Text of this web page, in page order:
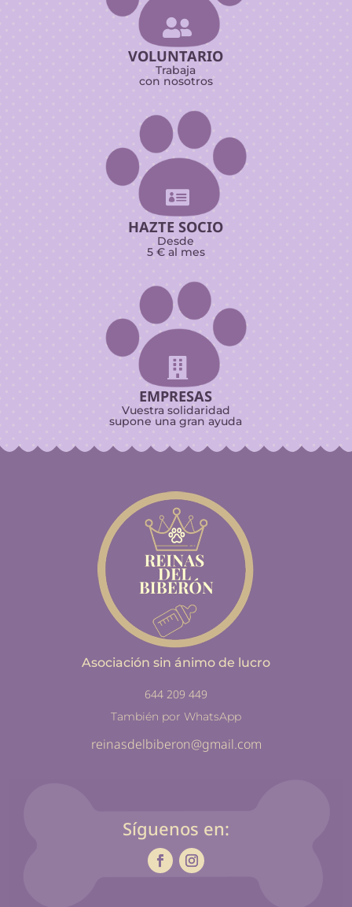

VOLUNTARIO
Trabaja
con nosotros

HAZTE SOCIO
Desde
5 € al mes

EMPRESAS
Vuestra solidaridad
supone una gran ayuda
Asociación sin ánimo de lucro
644 209 449
También por WhatsApp
reinasdelbiberon@gmail.com
Síguenos en: